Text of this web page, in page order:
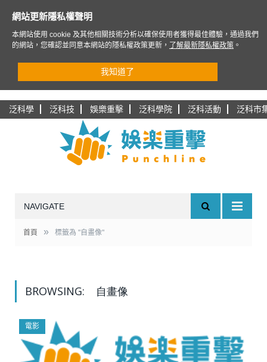
泛科學 泛科技 娛樂重擊 泛科學院 泛科活動 泛科市
NAVIGATE
首頁 » 標籤為 "自畫像"
BROWSING: 自畫像
電影
網站更新隱私權聲明
本網站使用 cookie 及其他相關技術分析以確保使用者獲得最佳體驗，通過我們
的網站，您確認並同意本網站的隱私權政策更新，
了解最新隱私權政策 。
我知道了